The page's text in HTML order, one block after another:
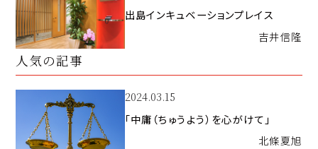
出島インキュベーションプレイス
吉井信隆
人気の記事
2024.03.15
「中庸（ちゅうよう）を心がけて」
北條夏旭